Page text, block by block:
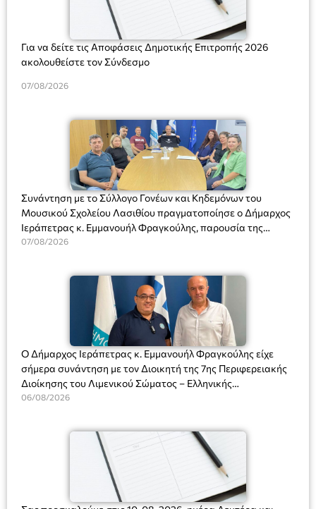
Για να δείτε τις Αποφάσεις Δημοτικής Επιτροπής 2026
ακολουθείστε τον Σύνδεσμο
07/08/2026
Συνάντηση με το Σύλλογο Γονέων και Κηδεμόνων του
Μουσικού Σχολείου Λασιθίου πραγματοποίησε ο Δήμαρχος
Ιεράπετρας κ. Εμμανουήλ Φραγκούλης, παρουσία της
Διευθύντριας του σχολείου κας Μαριάννας Χαΐτα.
07/08/2026
Ο Δήμαρχος Ιεράπετρας κ. Εμμανουήλ Φραγκούλης είχε
σήμερα συνάντηση με τον Διοικητή της 7ης Περιφερειακής
Διοίκησης του Λιμενικού Σώματος – Ελληνικής
Ακτοφυλακής (Λ.Σ.-ΕΛ.ΑΚΤ.), Αρχιπλοίαρχο Λ.Σ. κ. Ιωάννη
06/08/2026